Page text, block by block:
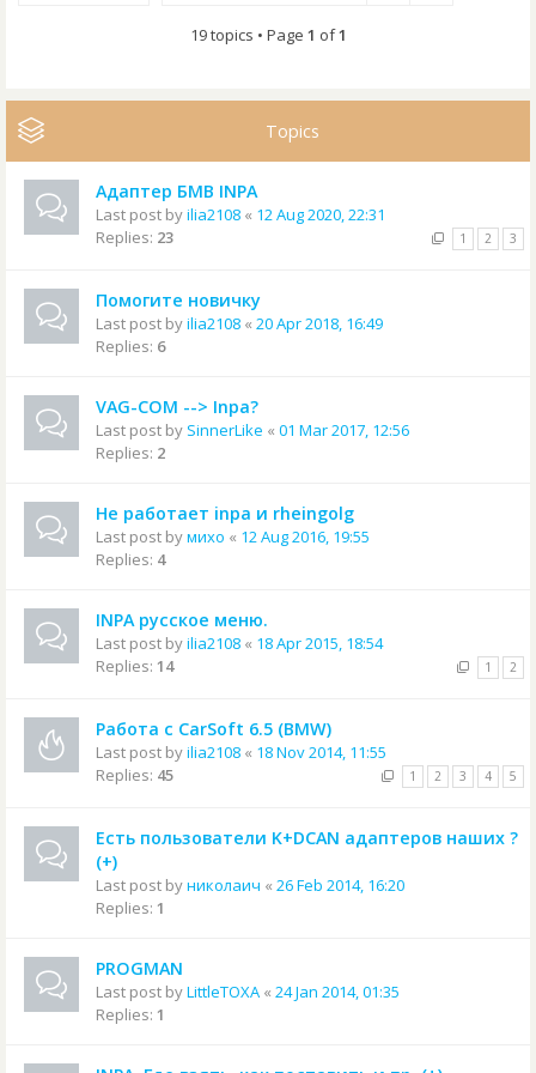
19 topics • Page 1 of1
Topics
Адаптер БМВ INPA
Last post byilia2108 « 12 Aug 2020, 22:31
Replies: 23 1 2 3
Помогите новичку
Last post byilia2108 « 20 Apr 2018, 16:49
Replies: 6
VAG-COM --> Inpa?
Last post by SinnerLike « 01 Mar 2017, 12:56
Replies: 2
Не работает inpa и rheingolg
Last post byмихо « 12 Aug 2016, 19:55
Replies: 4
INPA русское меню.
Last post byilia2108 « 18 Apr 2015, 18:54
Replies: 14 1 2
Работа с CarSoft 6.5 (BMW)
Last post byilia2108 « 18 Nov 2014, 11:55
Replies: 45 1 2 3 4 5
Есть пользователи K+DCAN адаптеров наших ?
(+)
Last post byниколаич « 26 Feb 2014, 16:20
Replies: 1
PROGMAN
Last post byLittleTOXA « 24 Jan 2014, 01:35
Replies: 1